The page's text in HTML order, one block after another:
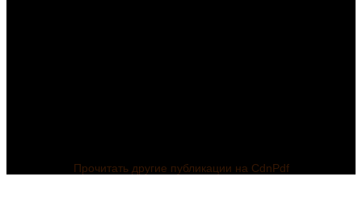
Прочитать другие публикации на CdnPdf